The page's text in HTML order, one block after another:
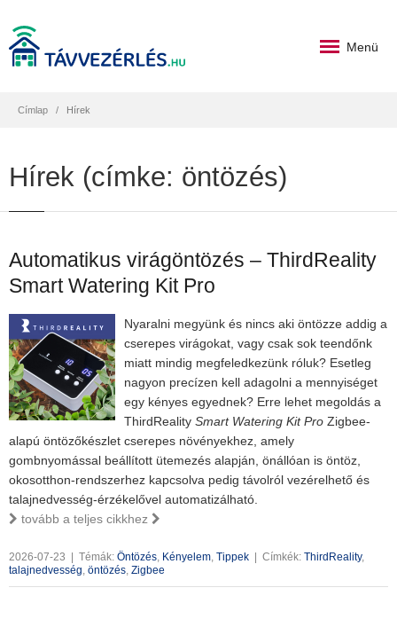
Menü
Címlap Hírek
Hírek (címke: öntözés)
Automatikus virágöntözés – ThirdReality
Smart Watering Kit Pro
Nyaralni megyünk és nincs aki öntözze addig a
cserepes virágokat, vagy csak sok teendőnk
miatt mindig megfeledkezünk róluk? Esetleg
nagyon precízen kell adagolni a mennyiséget
egy kényes egyednek? Erre lehet megoldás a
ThirdReality Smart Watering Kit Pro Zigbee-
alapú öntözőkészlet cserepes növényekhez, amely
gombnyomással beállított ütemezés alapján, önállóan is öntöz,
okosotthon-rendszerhez kapcsolva pedig távolról vezérelhető és
talajnedvesség-érzékelővel automatizálható.
tovább a teljes cikkhez
2026-07-23 Témák: Öntözés, Kényelem, Tippek Címkék: ThirdReality,
talajnedvesség, öntözés, Zigbee